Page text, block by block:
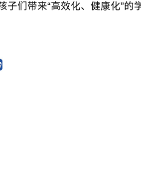
子们带来“高效化、健康化”的